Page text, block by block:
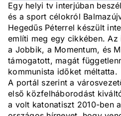
Egy helyi tv interjúban
és a sport célokról
Hegedűs Péterrel készült
említi meg egy cikkében.
a Jobbik, a Momentum, és
támogatott, magát
kommunista időket méltatta.
A portál szerint a
első közfelháborodást
a volt katonatiszt 2010-ben